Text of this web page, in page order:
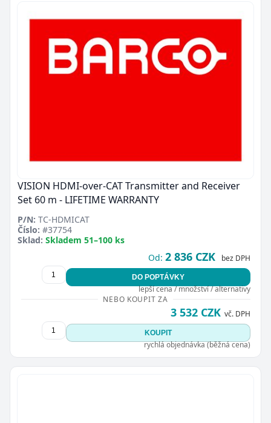
VISION HDMI-over-CAT Transmitter and Receiver
Set 60 m - LIFETIME WARRANTY
P/N: TC-HDMICAT
Číslo: #37754
Sklad: Skladem 51–100 ks
Od: 2 836 CZK bez DPH
DO POPTÁVKY
lepší cena / množství / alternativy
NEBO KOUPIT ZA
3 532 CZK vč. DPH
KOUPIT
rychlá objednávka (běžná cena)